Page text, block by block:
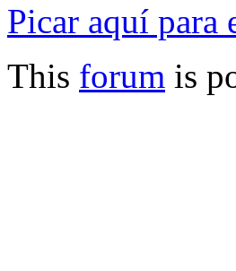
Picar aquí para
This forum is